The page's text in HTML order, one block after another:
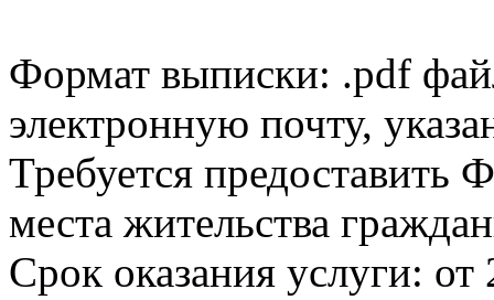
Формат выписки: .pdf
электронную почту,
Требуется
места жительства
Срок оказания услуги: от